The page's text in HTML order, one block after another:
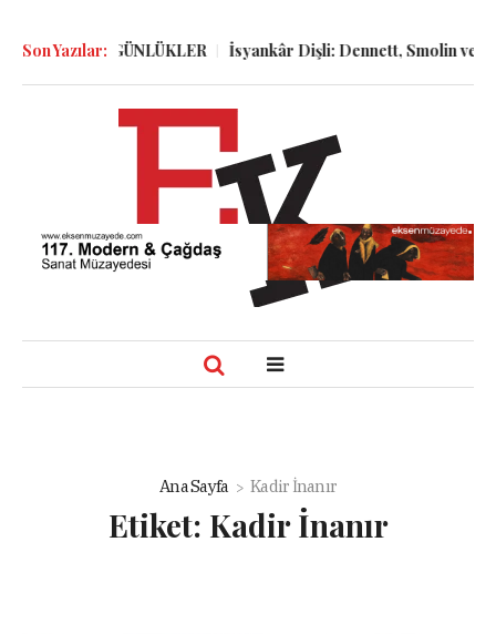
Son Yazılar:
ve GÜNLÜKLER İsyankâr Dişli: Dennett, Smolin ve
Ana Sayfa Kadir İnanır
Etiket: Kadir İnanır